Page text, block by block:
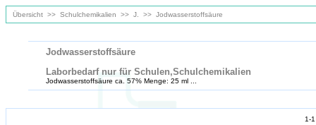
Übersicht >> Schulchemikalien >> J. >> Jodwasserstoffsäure
Jodwasserstoffsäure
Laborbedarf nur für Schulen,Schulchemikalien
Jodwasserstoffsäure ca. 57% Menge: 25 ml ...
1-